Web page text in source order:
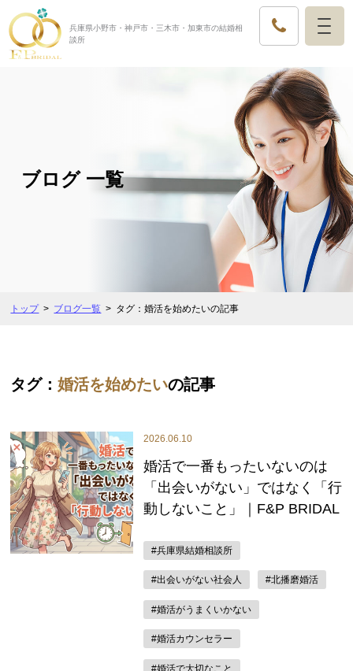
兵庫県小野市・神戸市・三木市・加東市の結婚相
談所
ブログ 一覧
トップ ブログ一覧 タグ：婚活を始めたいの記事
タグ：婚活を始めたいの記事
2026.06.10
婚活で一番もったいないのは
「出会いがない」ではなく「行
動しないこと」｜F&P BRIDAL
#兵庫県結婚相談所
#出会いがない社会人 #北播磨婚活
#婚活がうまくいかない
#婚活カウンセラー
#婚活で大切なこと